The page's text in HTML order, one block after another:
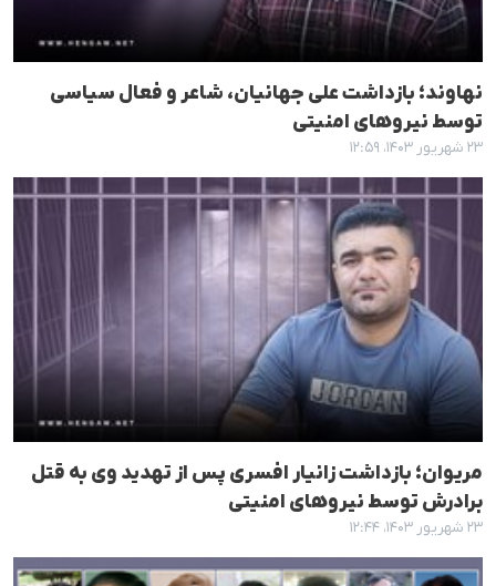
نهاوند؛ بازداشت علی جهانیان، شاعر و فعال سیاسی
توسط نیروهای امنیتی
۲۳ شهریور ۱۴۰۳، ۱۲:۵۹
مریوان؛ بازداشت زانیار افسری پس از تهدید وی به قتل
برادرش توسط نیروهای امنیتی
۲۳ شهریور ۱۴۰۳، ۱۲:۴۴